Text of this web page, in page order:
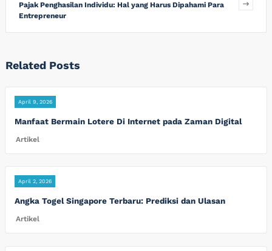
Pajak Penghasilan Individu: Hal yang Harus Dipahami Para
Entrepreneur
Related Posts
April 9, 2026
Manfaat Bermain Lotere Di Internet pada Zaman Digital
Artikel
April 2, 2026
Angka Togel Singapore Terbaru: Prediksi dan Ulasan
Artikel